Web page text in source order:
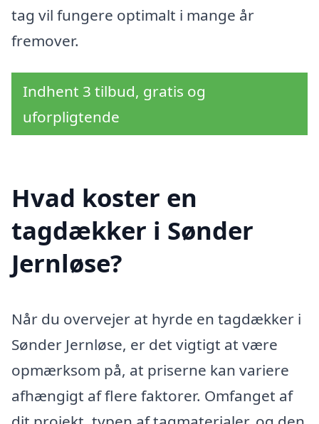
tag vil fungere optimalt i mange år
fremover.
Indhent 3 tilbud, gratis og
uforpligtende
Hvad koster en
tagdækker i Sønder
Jernløse?
Når du overvejer at hyrde en tagdækker i
Sønder Jernløse, er det vigtigt at være
opmærksom på, at priserne kan variere
afhængigt af flere faktorer. Omfanget af